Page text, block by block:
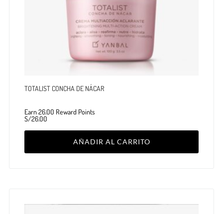
TOTALIST CONCHA DE NÁCAR
Earn 26.00 Reward Points
S/26.00
AÑADIR AL CARRITO